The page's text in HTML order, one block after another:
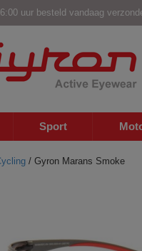
uur besteld vandaag
Sport
/ Gyron Marans Smoke